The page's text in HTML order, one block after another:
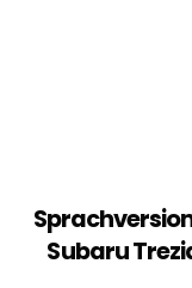
Subaru